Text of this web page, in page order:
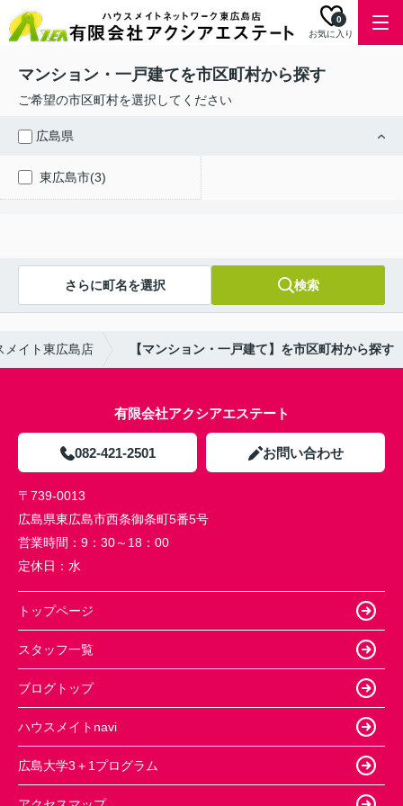
お気に入り
0
マンション・一戸建てを市区町村から探す
ご希望の市区町村を選択してください
広島県
東広島市(3)
さらに町名を選択 検索
メイト東広島店 【マンション・一戸建て】を市区町村から探す
有限会社アクシアエステート
082-421-2501 お問い合わせ
〒739-0013
広島県東広島市西条御条町5番5号
営業時間： 9：30～18：00
定休日： 水
トップページ
スタッフ一覧
ブログトップ
ハウスメイトnavi
広島大学3＋1プログラム